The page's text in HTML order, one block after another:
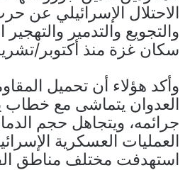
الاحتلال الإسرائيلي عن
والتجويع والتدمير
سكان غزة منذ أكتوبر/تشرين
وأكد هؤلاء أن تحميل
العدوان يتماشى مع خطاب
جرائمه، ويتجاهل حجم
العمليات العسكرية
استهدفت مختلف مناطق